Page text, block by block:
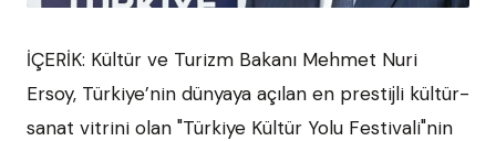
İÇERİK: Kültür ve Turizm Bakanı Mehmet Nuri
Ersoy, Türkiye’nin dünyaya açılan en prestijli kültür-
sanat vitrini olan "Türkiye Kültür Yolu Festivali"nin